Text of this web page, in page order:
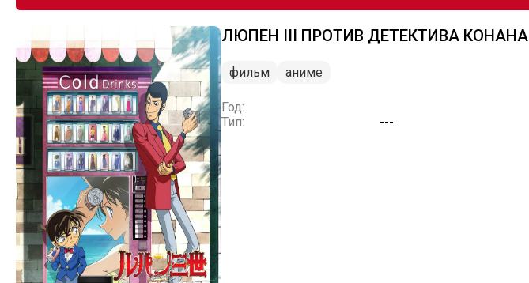
ЛЮПЕН III ПРОТИВ ДЕТЕКТИВА КОНАНА
фильм аниме
Год:
Тип:
---